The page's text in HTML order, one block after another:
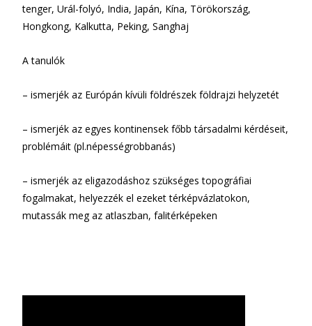
tenger, Urál-folyó, India, Japán, Kína, Törökország,
Hongkong, Kalkutta, Peking, Sanghaj
A tanulók
– ismerjék az Európán kívüli földrészek földrajzi helyzetét
– ismerjék az egyes kontinensek főbb társadalmi kérdéseit,
problémáit (pl.népességrobbanás)
– ismerjék az eligazodáshoz szükséges topográfiai
fogalmakat, helyezzék el ezeket térképvázlatokon,
mutassák meg az atlaszban, falitérképeken